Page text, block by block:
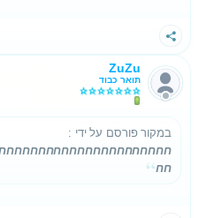
שתף
ZuZu
תואר כבוד
במקור פורסם על ידי :
חח